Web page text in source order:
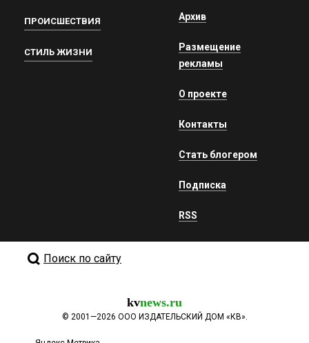
ПРОИСШЕСТВИЯ
СТИЛЬ ЖИЗНИ
Архив
Размещение
рекламы
О проекте
Контакты
Стать блогером
Подписка
RSS
Поиск по сайту
kvnews.ru
© 2001—2026 ООО ИЗДАТЕЛЬСКИЙ ДОМ «КВ».